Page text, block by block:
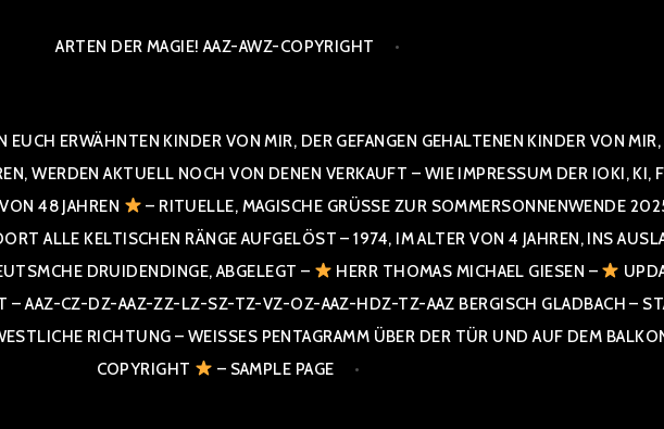
ARTEN DER MAGIE! AAZ-AWZ-COPYRIGHT
ERWÄHNTEN KINDER VON MIR, DER GEFANGEN GEHALTENEN KINDER VON
WERDEN AKTUELL NOCH VON DENEN VERKAUFT – WIE IMPRESSUM DER IOKI, KI,
48 JAHREN
– RITUELLE, MAGISCHE GRÜSSE ZUR SOMMERSONNENWENDE 2025!
KELTISCHEN RÄNGE AUFGELÖST – 1974, IM ALTER VON 4 JAHREN, INS
DRUIDENDINGE, ABGELEGT –
HERR THOMAS MICHAEL GIESEN –
AAZ-CZ-DZ-AAZ-ZZ-LZ-SZ-TZ-VZ-OZ-AAZ-HDZ-TZ-AAZ BERGISCH GLADBACH –
RICHTUNG – WEISSES PENTAGRAMM ÜBER DER TÜR UND AUF DEM BALKON-
PYRIGHT
– SAMPLE PAGE